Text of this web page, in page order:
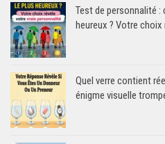
Test de personnalité :
heureux ? Votre choix
Quel verre contient
énigme visuelle